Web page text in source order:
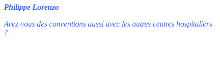
Philippe Lorenzo
Avez-vous des conventions aussi avec les autres centres hospitaliers
?